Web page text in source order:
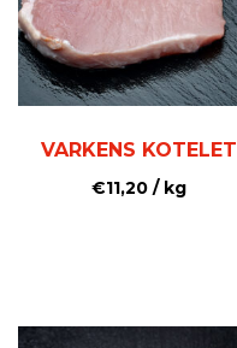
VARKENS KOTELET
€11,20/ kg